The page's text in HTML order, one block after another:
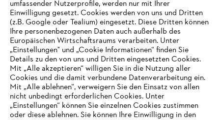
Unternehmen
Online Shop
IHR BROWSER WIRD NICHT
UNTERSTÜTZT
umfassender Nutzerprofile, werden nur mit Ihrer
Einwilligung gesetzt. Cookies werden von uns und Dritten
(z.B. Google oder Tealium) eingesetzt. Diese Dritten können
Ihre personenbezogenen Daten auch außerhalb des
Europäischen Wirtschaftsraums verarbeiten. Unter
„Einstellungen" und „Cookie Informationen“ finden Sie
Details zu den von uns und Dritten eingesetzten Cookies.
Mit „Alle akzeptieren“ willigen Sie in die Nutzung aller
Cookies und die damit verbundene Datenverarbeitung ein.
Mit „Alle ablehnen“, verweigern Sie den Einsatz von allen
nicht unbedingt erforderlichen Cookies. Unter
„Einstellungen“ können Sie einzelnen Cookies zustimmen
oder diese ablehnen. Sie können Ihre Einwilligung in den